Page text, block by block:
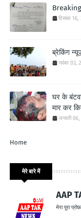
दिसंबर 16,
ब्रेकिंग
नवंबर 03,
घर के
मार कर
जनवरी 06,
Home
मेरे बारे में
AAP
मेरा पूरा